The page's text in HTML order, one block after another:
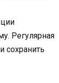
Регулярная
сохранить